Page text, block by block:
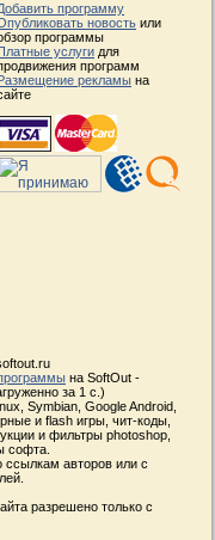
программу
новость или
программы
услуги для
программ
рекламы на
на SoftOut -
за 1 с.)
Symbian, Google Android,
и flash игры, чит-коды,
и фильтры photoshop,
софта.
авторов или с
разрешено только с